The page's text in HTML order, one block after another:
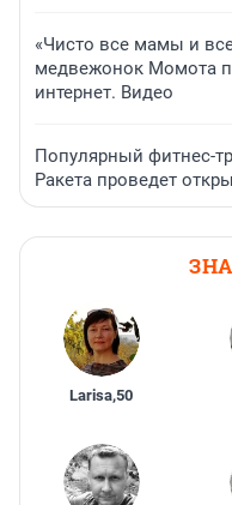
«Чисто все мамы и
медвежонок Момота
интернет. Видео
Популярный фитнес-
Ракета проведет
Larisa,50